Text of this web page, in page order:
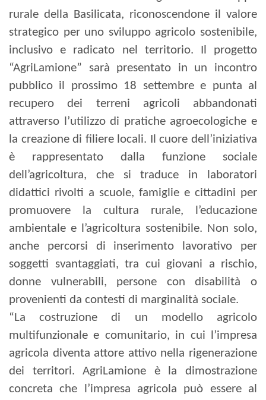
rurale della Basilicata, riconoscendone il valore
strategico per uno sviluppo agricolo sostenibile,
inclusivo e radicato nel territorio. Il progetto
“AgriLamione” sarà presentato in un incontro
pubblico il prossimo 18 settembre e punta al
recupero dei terreni agricoli abbandonati
attraverso l’utilizzo di pratiche agroecologiche e
la creazione di filiere locali. Il cuore dell’iniziativa
è rappresentato dalla funzione sociale
dell’agricoltura, che si traduce in laboratori
didattici rivolti a scuole, famiglie e cittadini per
promuovere la cultura rurale, l’educazione
ambientale e l’agricoltura sostenibile. Non solo,
anche percorsi di inserimento lavorativo per
soggetti svantaggiati, tra cui giovani a rischio,
donne vulnerabili, persone con disabilità o
provenienti da contesti di marginalità sociale.
“La costruzione di un modello agricolo
multifunzionale e comunitario, in cui l’impresa
agricola diventa attore attivo nella rigenerazione
dei territori. AgriLamione è la dimostrazione
concreta che l’impresa agricola può essere al